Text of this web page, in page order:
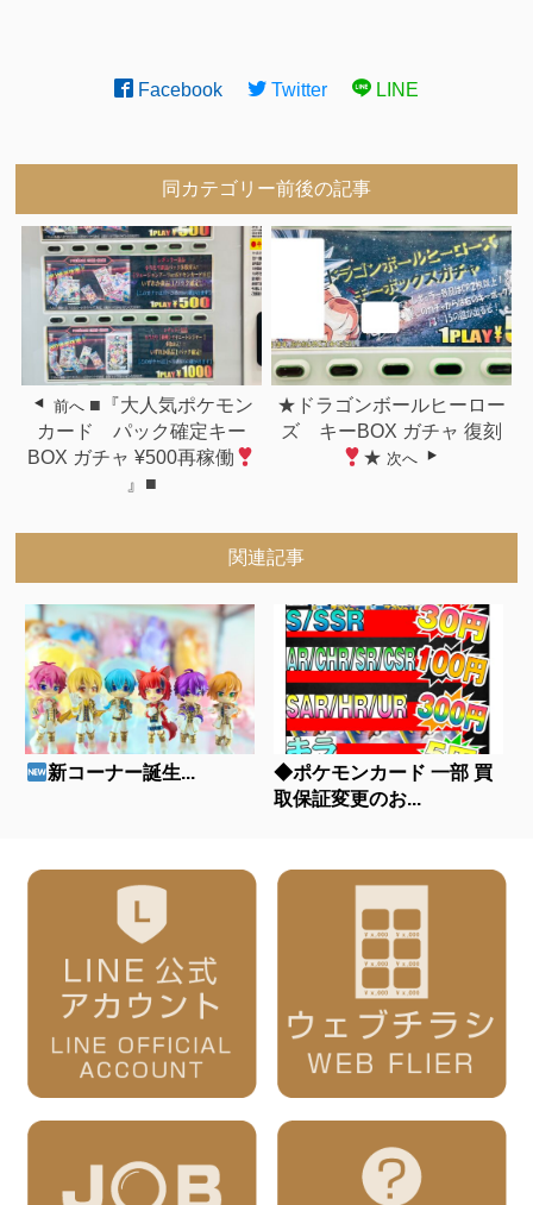
Facebook Twitter LINE
同カテゴリー前後の記事
前へ ■『大人気ポケモン
カード パック確定キー
BOX ガチャ ¥500再稼働
』■
★ドラゴンボールヒーロー
ズ キーBOX ガチャ 復刻
★ 次へ
関連記事
新コーナー誕生...
◆ポケモンカード 一部 買
取保証変更のお...